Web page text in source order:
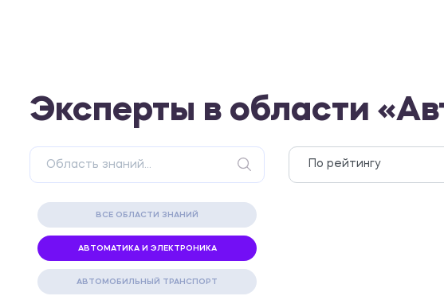
Эксперты в области
ВСЕ ОБЛАСТИ ЗНАНИЙ
АВТОМАТИКА И ЭЛЕКТРОНИКА
АВТОМОБИЛЬНЫЙ ТРАНСПОРТ